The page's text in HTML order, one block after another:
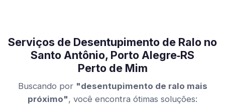
Serviços de Desentupimento de Ralo no
Santo Antônio, Porto Alegre‑RS
Perto de Mim
Buscando por "desentupimento de ralo mais
próximo", você encontra ótimas soluções: